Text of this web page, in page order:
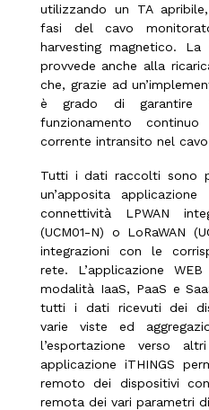
utilizzando un TA
fasi del cavo
harvesting magnetico.
provvede anche alla
che, grazie ad
è grado di
funzionamento
corrente intransito nel
Tutti i dati raccolti sono
un’apposita
connettività LPWAN
(UCM01-N) o LoRaWAN
integrazioni con le
rete. L’applicazione
modalità IaaS, PaaS e
tutti i dati ricevuti dei
varie viste ed
l’esportazione verso
applicazione iTHINGS
remoto dei dispositivi
remota dei vari parametri